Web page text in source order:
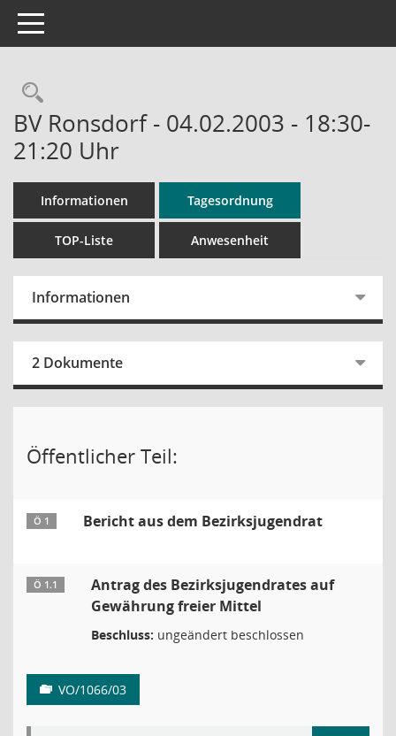
Toggle navigation
Rechercheauswahl
BV Ronsdorf - 04.02.2003 - 18:30-
21:20 Uhr
Informationen Tagesordnung
TOP-Liste Anwesenheit
Informationen
2 Dokumente
Öffentlicher Teil:
Ö 1 Bericht aus dem Bezirksjugendrat
Ö 1.1
Antrag des Bezirksjugendrates auf
Gewährung freier Mittel
Beschluss: ungeändert beschlossen
VO/1066/03